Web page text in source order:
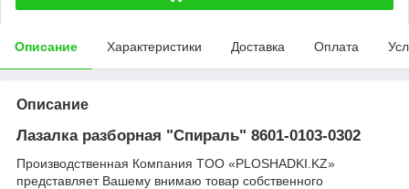
Описание Характеристики Доставка Оплата
Описание
Лазалка разборная "Спираль" 8601-0103-0302
Производственная Компания TOO «PLOSHADKI.KZ»
представляет Вашему внимаю товар собственного